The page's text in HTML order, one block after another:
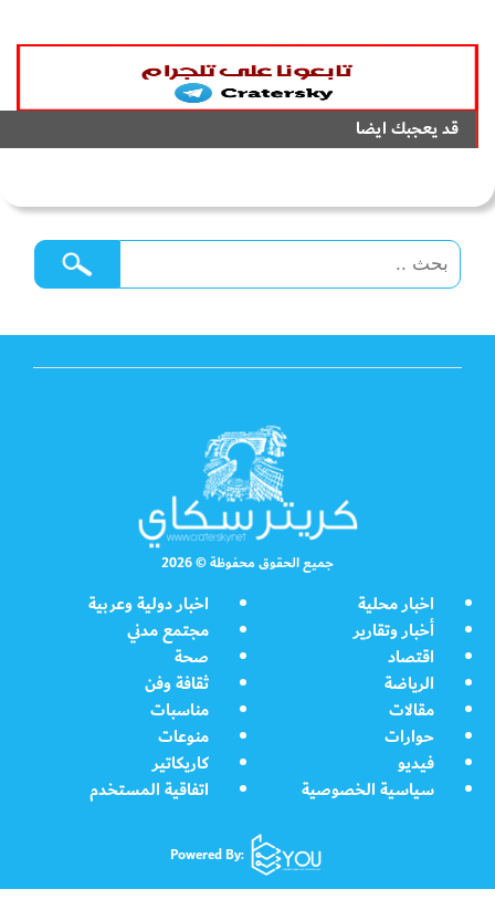
قد يعجبك ايضا
جميع الحقوق محفوظة © 2026
اخبار محلية
اخبار دولية وعربية
أخبار وتقارير
مجتمع مدني
اقتصاد
صحة
الرياضة
ثقافة وفن
مقالات
مناسبات
حوارات
منوعات
فيديو
كاريكاتير
سياسية الخصوصية
اتفاقية المستخدم
Powered By: